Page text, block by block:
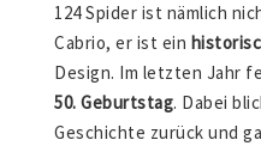
124 Spider ist nämlich
Cabrio, er ist ein
Design. Im letzten Jahr
50. Geburtstag. Dabei
Geschichte zurück und